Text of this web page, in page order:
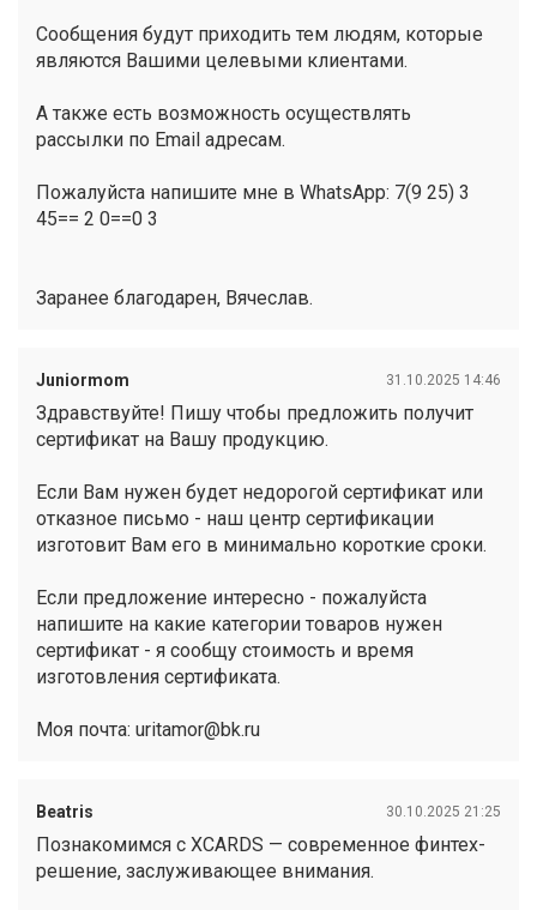
Сообщения будут приходить тем людям, которые
являются Вашими целевыми клиентами.
А также есть возможность осуществлять
рассылки по Email адресам.
Пожалуйста напишите мне в WhatsApp: 7(9 25) 3
45== 2 0==0 3
Заранее благодарен, Вячеслав.
Juniormom 31.10.2025 14:46
Здравствуйте! Пишу чтобы предложить получит
сертификат на Вашу продукцию.
Если Вам нужен будет недорогой сертификат или
отказное письмо - наш центр сертификации
изготовит Вам его в минимально короткие сроки.
Если предложение интересно - пожалуйста
напишите на какие категории товаров нужен
сертификат - я сообщу стоимость и время
изготовления сертификата.
Моя почта: uritamor@bk.ru
Beatris 30.10.2025 21:25
Познакомимся с XCARDS — современное финтех-
решение, заслуживающее внимания.